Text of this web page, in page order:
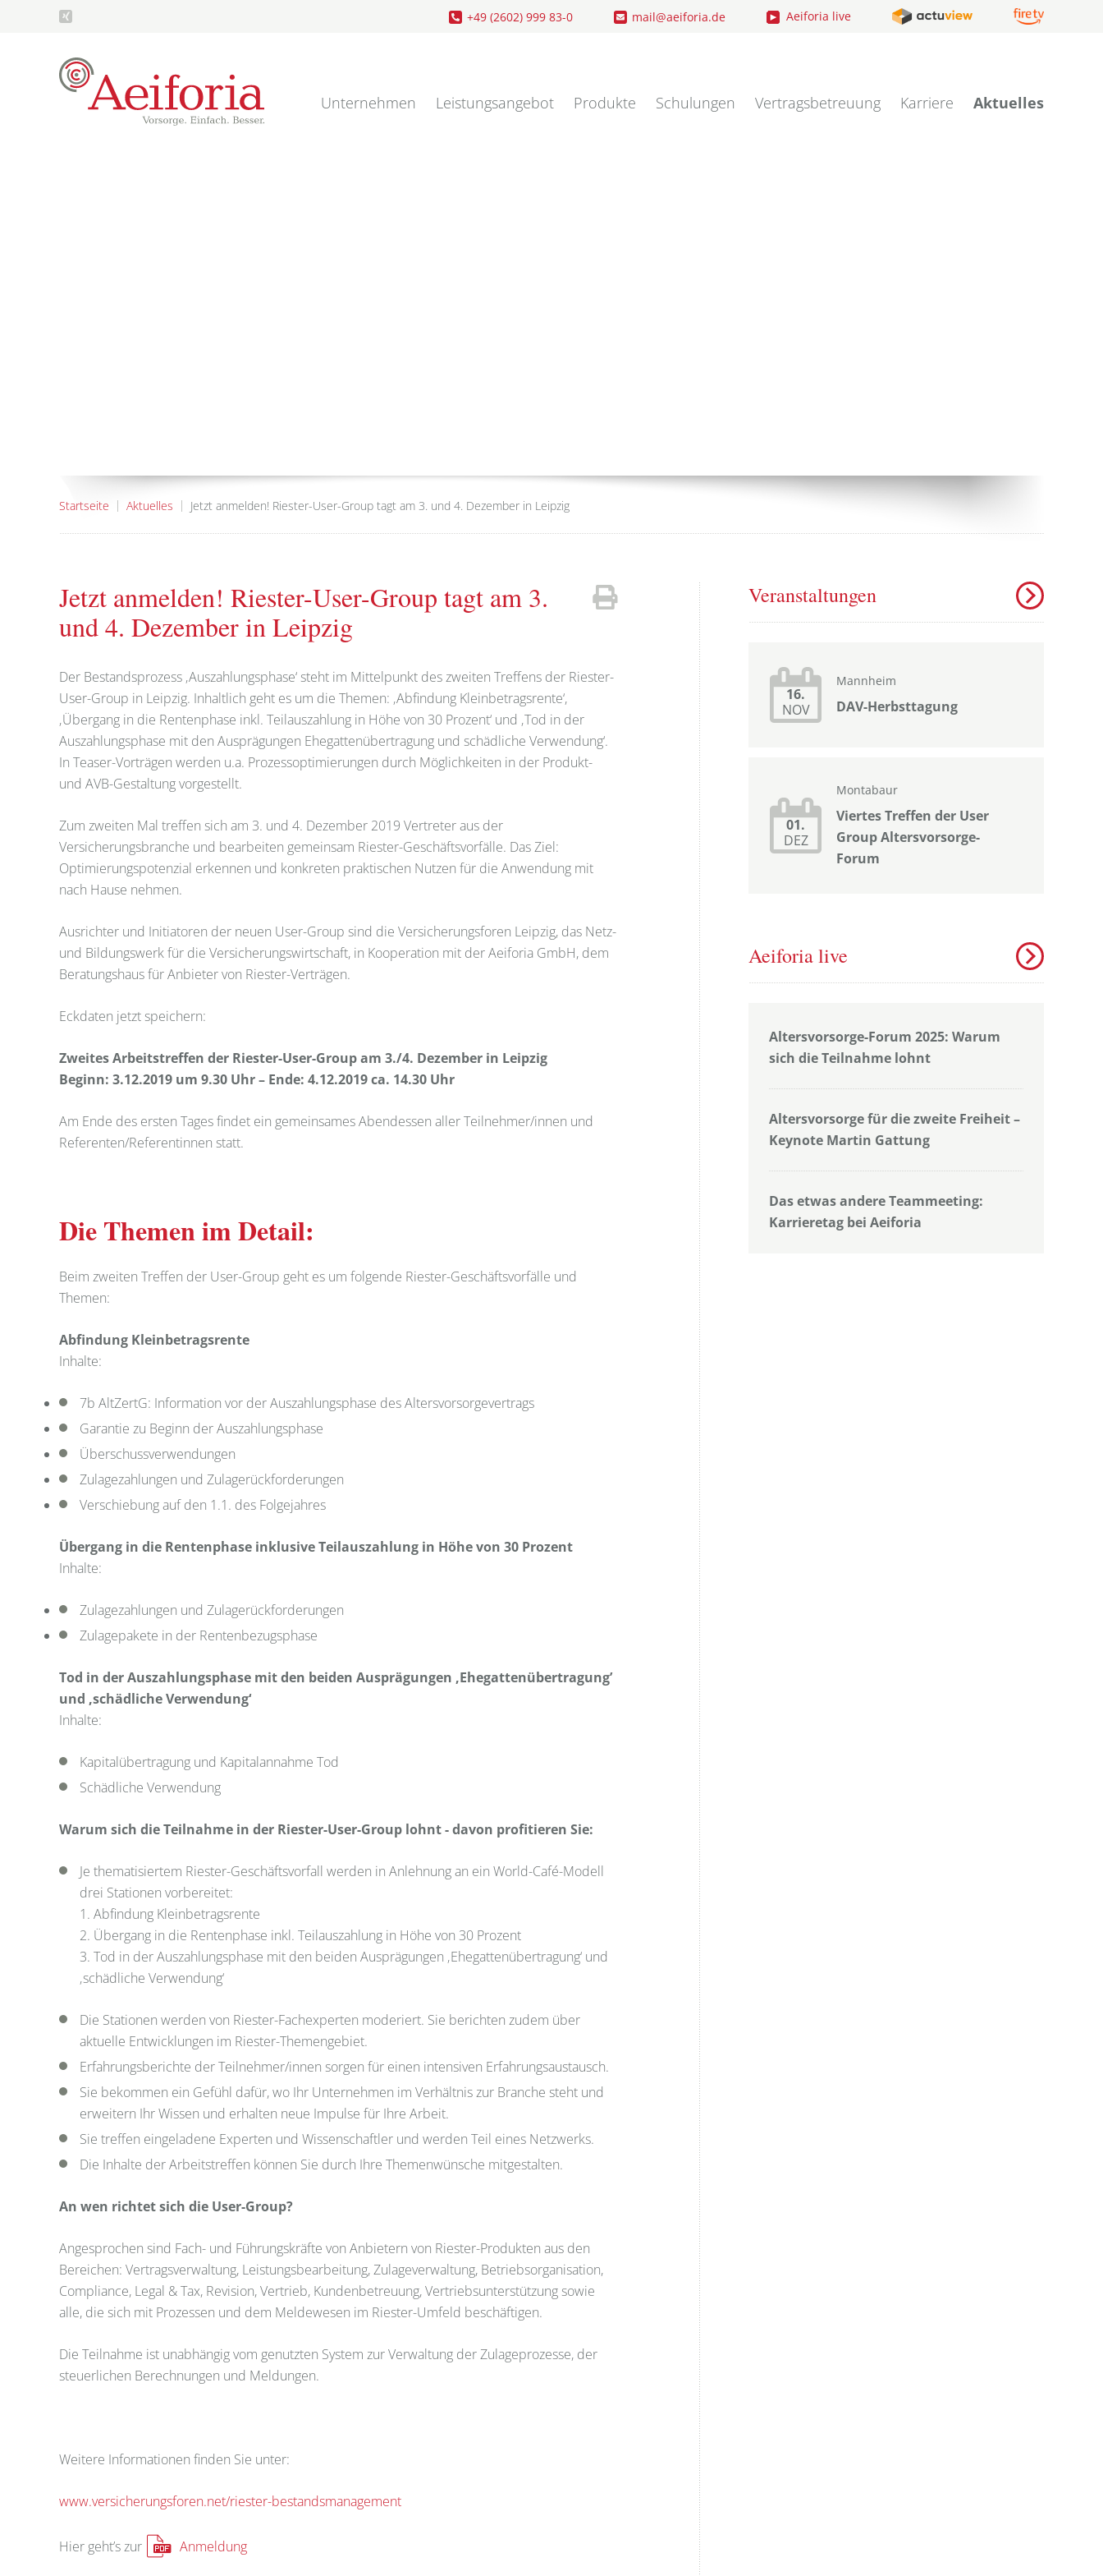
+49 (2602) 999 83-0 mail@aeiforia.de Aeiforia live
Unternehmen Leistungsangebot Produkte Schulungen Vertragsbetreuung Karriere Aktuelles
Startseite Aktuelles Jetzt anmelden! Riester-User-Group tagt am 3. und 4. Dezember in Leipzig
Jetzt anmelden! Riester-User-Group tagt am 3.
und 4. Dezember in Leipzig
Der Bestandsprozess ‚Auszahlungsphase‘ steht im Mittelpunkt des zweiten Treffens der Riester-
User-Group in Leipzig. Inhaltlich geht es um die Themen: ‚Abfindung Kleinbetragsrente‘,
‚Übergang in die Rentenphase inkl. Teilauszahlung in Höhe von 30 Prozent‘ und ‚Tod in der
Auszahlungsphase mit den Ausprägungen Ehegattenübertragung und schädliche Verwendung‘.
In Teaser-Vorträgen werden u.a. Prozessoptimierungen durch Möglichkeiten in der Produkt-
und AVB-Gestaltung vorgestellt.
Zum zweiten Mal treffen sich am 3. und 4. Dezember 2019 Vertreter aus der
Versicherungsbranche und bearbeiten gemeinsam Riester-Geschäftsvorfälle. Das Ziel:
Optimierungspotenzial erkennen und konkreten praktischen Nutzen für die Anwendung mit
nach Hause nehmen.
Ausrichter und Initiatoren der neuen User-Group sind die Versicherungsforen Leipzig, das Netz-
und Bildungswerk für die Versicherungswirtschaft, in Kooperation mit der Aeiforia GmbH, dem
Beratungshaus für Anbieter von Riester-Verträgen.
Eckdaten jetzt speichern:
Zweites Arbeitstreffen der Riester-User-Group am 3./4. Dezember in Leipzig
Beginn: 3.12.2019 um 9.30 Uhr – Ende: 4.12.2019 ca. 14.30 Uhr
Am Ende des ersten Tages findet ein gemeinsames Abendessen aller Teilnehmer/innen und
Referenten/Referentinnen statt.
Die Themen im Detail:
Beim zweiten Treffen der User-Group geht es um folgende Riester-Geschäftsvorfälle und
Themen:
Abfindung Kleinbetragsrente
Inhalte:
7b AltZertG: Information vor der Auszahlungsphase des Altersvorsorgevertrags
Garantie zu Beginn der Auszahlungsphase
Überschussverwendungen
Zulagezahlungen und Zulagerückforderungen
Verschiebung auf den 1.1. des Folgejahres
Übergang in die Rentenphase inklusive Teilauszahlung in Höhe von 30 Prozent
Inhalte:
Zulagezahlungen und Zulagerückforderungen
Zulagepakete in der Rentenbezugsphase
Tod in der Auszahlungsphase mit den beiden Ausprägungen ‚Ehegattenübertragung’
und ‚schädliche Verwendung‘
Inhalte:
Kapitalübertragung und Kapitalannahme Tod
Schädliche Verwendung
Warum sich die Teilnahme in der Riester-User-Group lohnt - davon profitieren Sie:
Je thematisiertem Riester-Geschäftsvorfall werden in Anlehnung an ein World-Café-Modell
drei Stationen vorbereitet:
1. Abfindung Kleinbetragsrente
2. Übergang in die Rentenphase inkl. Teilauszahlung in Höhe von 30 Prozent
3. Tod in der Auszahlungsphase mit den beiden Ausprägungen ‚Ehegattenübertragung‘ und
‚schädliche Verwendung‘
Die Stationen werden von Riester-Fachexperten moderiert. Sie berichten zudem über
aktuelle Entwicklungen im Riester-Themengebiet.
Erfahrungsberichte der Teilnehmer/innen sorgen für einen intensiven Erfahrungsaustausch.
Sie bekommen ein Gefühl dafür, wo Ihr Unternehmen im Verhältnis zur Branche steht und
erweitern Ihr Wissen und erhalten neue Impulse für Ihre Arbeit.
Sie treffen eingeladene Experten und Wissenschaftler und werden Teil eines Netzwerks.
Die Inhalte der Arbeitstreffen können Sie durch Ihre Themenwünsche mitgestalten.
An wen richtet sich die User-Group?
Angesprochen sind Fach- und Führungskräfte von Anbietern von Riester-Produkten aus den
Bereichen: Vertragsverwaltung, Leistungsbearbeitung, Zulageverwaltung, Betriebsorganisation,
Compliance, Legal & Tax, Revision, Vertrieb, Kundenbetreuung, Vertriebsunterstützung sowie
alle, die sich mit Prozessen und dem Meldewesen im Riester-Umfeld beschäftigen.
Die Teilnahme ist unabhängig vom genutzten System zur Verwaltung der Zulageprozesse, der
steuerlichen Berechnungen und Meldungen.
Weitere Informationen finden Sie unter:
www.versicherungsforen.net/riester-bestandsmanagement
Hier geht’s zur Anmeldung
Veranstaltungen
16.
NOV
Mannheim
DAV-Herbsttagung
01.
DEZ
Montabaur
Viertes Treffen der User
Group Altersvorsorge-
Forum
Aeiforia live
Altersvorsorge-Forum 2025: Warum
sich die Teilnahme lohnt
Altersvorsorge für die zweite Freiheit –
Keynote Martin Gattung
Das etwas andere Teammeeting:
Karrieretag bei Aeiforia